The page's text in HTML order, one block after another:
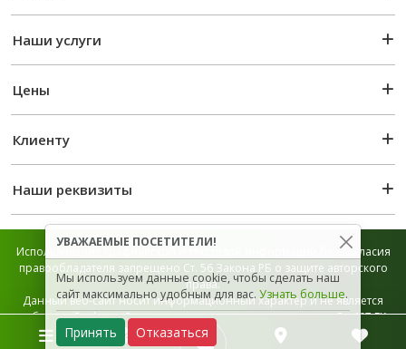
Наши услуги
Цены
Клиенту
Наши реквизиты
Использование графической и текстовой информации без согласия
правообладателя запрещено Ст. 56 Закона РБ о защите авторского
права.
Данный веб-сайт носит информационный характер и не является
публичной офертой, которая определяется положением Ст. 407 ГК
РБ.
УВАЖАЕМЫЕ ПОСЕТИТЕЛИ!
Мы используем данные cookie, чтобы сделать наш
сайт максимально удобным для вас. Узнать больше.
Принять Отказаться